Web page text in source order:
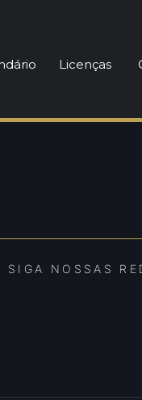
Licenças
SIGA NOSSAS